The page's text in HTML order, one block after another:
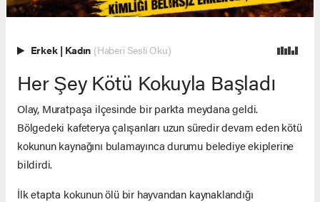
Erkek | Kadın (Haberi Sesli Oku)
Her Şey Kötü Kokuyla Başladı
Olay, Muratpaşa ilçesinde bir parkta meydana geldi.
Bölgedeki kafeterya çalışanları uzun süredir devam eden kötü
kokunun kaynağını bulamayınca durumu belediye ekiplerine
bildirdi.
İlk etapta kokunun ölü bir hayvandan kaynaklandığı